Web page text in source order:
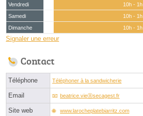
Vendredi
10h - 1h
Samedi
10h - 1h
Dimanche
10h - 1h
Signaler une erreur
Contact
Téléphone Téléphoner à la sandwicherie
Email beatrice.vieⓐsecagest.fr
Site web www.larocheplatebiarritz.com